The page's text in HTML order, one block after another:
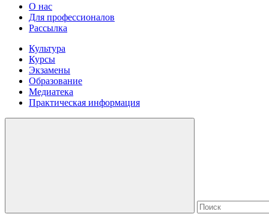
О нас
Для профессионалов
Рассылка
Культура
Курсы
Экзамены
Образование
Медиатека
Практическая информация